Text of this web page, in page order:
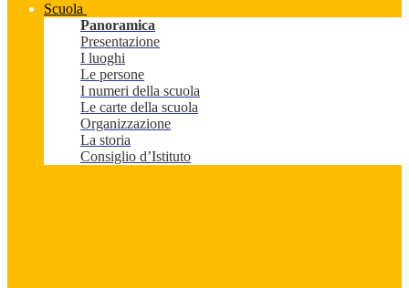
Scuola
Panoramica
Presentazione
I luoghi
Le persone
I numeri della scuola
Le carte della scuola
Organizzazione
La storia
Consiglio d’Istituto